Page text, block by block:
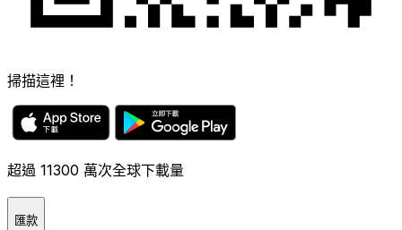
掃描這裡！
超過 11300 萬次全球下載量
匯款